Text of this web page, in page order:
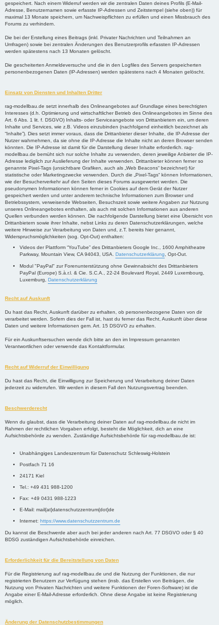
gespeichert. Nach einem Widerruf werden wir die zentralen Daten deines Profils (E-Mail-
Adresse, Benutzernamen sowie erfasste IP-Adressen und Zeitstempel (siehe oben)) für
maximal 13 Monate speichern, um Nachweispflichten zu erfüllen und einen Missbrauch des
Forums zu verhindern.
Die bei der Erstellung eines Beitrags (inkl. Privater Nachrichten und Teilnahmen an
Umfragen) sowie bei zentralen Änderungen des Benutzerprofils erfassten IP-Adressen
werden spätestens nach 13 Monaten gelöscht.
Die gescheiterten Anmeldeversuche und die in den Logfiles des Servers gespeicherten
personenbezogenen Daten (IP-Adressen) werden spätestens nach 4 Monaten gelöscht.
Einsatz von Diensten und Inhalten Dritter
rag-modellbau.de setzt innerhalb des Onlineangebotes auf Grundlage eines berechtigten
Interesses (d.h. Optimierung und wirtschaftlicher Betrieb des Onlineangebotes im Sinne des
Art. 6 Abs. 1 lit. f. DSGVO) Inhalts- oder Serviceangebote von Drittanbietern ein, um deren
Inhalte und Services, wie z.B. Videos einzubinden (nachfolgend einheitlich bezeichnet als
“Inhalte”). Dies setzt immer voraus, dass die Drittanbieter dieser Inhalte, die IP-Adresse der
Nutzer wahrnehmen, da sie ohne die IP-Adresse die Inhalte nicht an deren Browser senden
könnten. Die IP-Adresse ist damit für die Darstellung dieser Inhalte erforderlich. rag-
modellbau.de bemüht sich nur solche Inhalte zu verwenden, deren jeweilige Anbieter die IP-
Adresse lediglich zur Auslieferung der Inhalte verwenden. Drittanbieter können ferner so
genannte Pixel-Tags (unsichtbare Grafiken, auch als „Web Beacons“ bezeichnet) für
statistische oder Marketingzwecke verwenden. Durch die „Pixel-Tags“ können Informationen,
wie der Besucherverkehr auf den Seiten dieses Forums ausgewertet werden. Die
pseudonymen Informationen können ferner in Cookies auf dem Gerät der Nutzer
gespeichert werden und unter anderem technische Informationen zum Browser und
Betriebssystem, verweisende Webseiten, Besuchszeit sowie weitere Angaben zur Nutzung
unseres Onlineangebotes enthalten, als auch mit solchen Informationen aus anderen
Quellen verbunden werden können. Die nachfolgende Darstellung bietet eine Übersicht von
Drittanbietern sowie ihrer Inhalte, nebst Links zu deren Datenschutzerklärungen, welche
weitere Hinweise zur Verarbeitung von Daten und, z.T. bereits hier genannt,
Widerspruchsmöglichkeiten (sog. Opt-Out) enthalten:
Videos der Plattform “YouTube” des Drittanbieters Google Inc., 1600 Amphitheatre
Parkway, Mountain View, CA 94043, USA. Datenschutzerklärung , Opt-Out.
Modul "PayPal" zur Forenunterstützung ohne Gewinnabsicht des Drittanbieters
PayPal (Europe) S.à.r.l. & Cie. S.C.A., 22-24 Boulevard Royal, 2449 Luxembourg,
Luxemburg, Datenschutzerklärung
Recht auf Auskunft
Du hast das Recht, Auskunft darüber zu erhalten, ob personenbezogene Daten von dir
verarbeitet werden. Sofern dies der Fall ist, hast du ferner das Recht, Auskunft über diese
Daten und weitere Informationen gem. Art. 15 DSGVO zu erhalten.
Für ein Auskunftsersuchen wende dich bitte an den im Impressum genannten
Verantwortlichen oder verwende das Kontaktformular.
Recht auf Widerruf der Einwilligung
Du hast das Recht, die Einwilligung zur Speicherung und Verarbeitung deiner Daten
jederzeit zu widerrufen. Wir werden in diesem Fall den Nutzungsvertrag beenden.
Beschwerderecht
Wenn du glaubst, dass die Verarbeitung deiner Daten auf rag-modellbau.de nicht im
Rahmen der rechtlichen Vorgaben erfolgt, besteht die Möglichkeit, dich an eine
Aufsichtsbehörde zu wenden. Zuständige Aufsichtsbehörde für rag-modellbau.de ist:
Unabhängiges Landeszentrum für Datenschutz Schleswig-Holstein
Postfach 71 16
24171 Kiel
Tel.: +49 431 988-1200
Fax: +49 0431 988-1223
E-Mail: mail{at}datenschutzzentrum{dot}de
Internet: https://www.datenschutzzentrum.de
Du kannst die Beschwerde aber auch bei jeder anderen nach Art. 77 DSGVO oder § 40
BDSG zuständigen Aufsichtsbehörde einreichen.
Erforderlichkeit für die Bereitstellung von Daten
Für die Registrierung auf rag-modellbau.de und die Nutzung der Funktionen, die nur
registrierten Benutzern zur Verfügung stehen (insb. das Erstellen von Beiträgen, die
Nutzung von Privaten Nachrichten und weitere Funktionen der Foren-Software) ist die
Angabe einer E-Mail-Adresse erforderlich. Ohne diese Angabe ist keine Registrierung
möglich.
Änderung der Datenschutzbestimmungen